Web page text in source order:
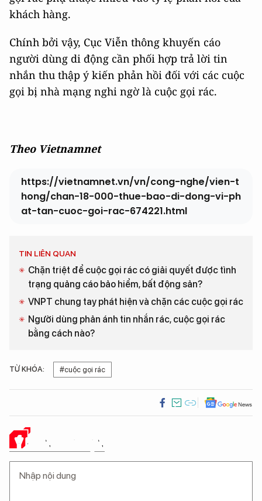
khách hàng.
Chính bởi vậy, Cục Viễn thông khuyến cáo
người dùng di động cần phối hợp trả lời tin
nhắn thu thập ý kiến phản hồi đối với các cuộc
gọi bị nhà mạng nghi ngờ là cuộc gọi rác.
Theo Vietnamnet
https://vietnamnet.vn/vn/cong-nghe/vien-t
hong/chan-18-000-thue-bao-di-dong-vi-ph
at-tan-cuoc-goi-rac-674221.html
TIN LIÊN QUAN
Chặn triệt để cuộc gọi rác có giải quyết được tình
trạng quảng cáo bảo hiểm, bất động sản?
VNPT chung tay phát hiện và chặn các cuộc gọi rác
Người dùng phản ánh tin nhắn rác, cuộc gọi rác
bằng cách nào?
TỪ KHÓA: #cuộc gọi rác
Ý KIẾN CỦA BẠN